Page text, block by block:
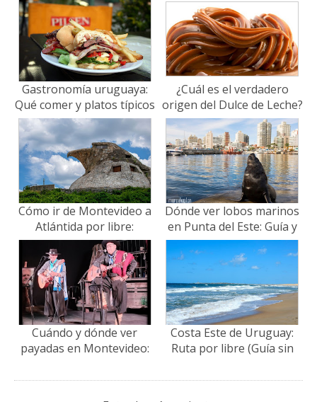
Gastronomía uruguaya:
Qué comer y platos típicos
de Uruguay
¿Cuál es el verdadero
origen del Dulce de Leche?
Historia, mitos y recetas
del mundo
Cómo ir de Montevideo a
Atlántida por libre:
Ómnibus, precios y qué
ver en un día
Dónde ver lobos marinos
en Punta del Este: Guía y
mejores lugares
Cuándo y dónde ver
payadas en Montevideo:
Costa Este de Uruguay:
Ruta por libre (Guía sin